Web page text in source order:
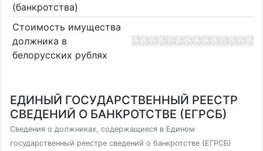
(банкротства)
Стоимость имущества
должника в
белорусских рублях
ЕДИНЫЙ ГОСУДАРСТВЕННЫЙ РЕЕСТР
СВЕДЕНИЙ О БАНКРОТСТВЕ (ЕГРСБ)
Сведения о должниках, содержащиеся в Едином
государственный реестре сведений о банкротстве (ЕГРСБ)